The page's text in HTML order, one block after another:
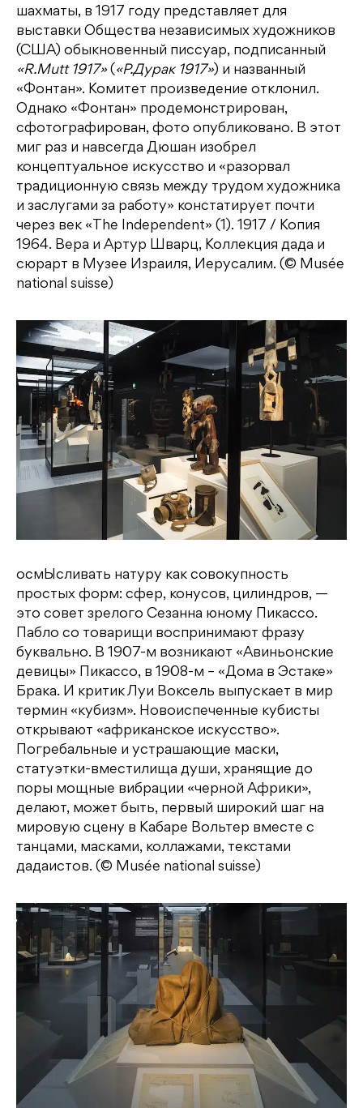
шахматы, в 1917 году представляет для
выставки Общества независимых художников
(США) обыкновенный писсуар, подписанный
«R.Mutt 1917»( «Р.Дурак 1917») и названный
«Фонтан». Комитет произведение отклонил.
Однако «Фонтан» продемонстрирован,
сфотографирован, фото опубликовано. В этот
миг раз и навсегда Дюшан изобрел
концептуальное искусство и «разорвал
традиционную связь между трудом художника
и заслугами за работу» констатирует почти
через век «The Independent» (1). 1917 / Копия
1964. Вера и Артур Шварц, Коллекция дада и
сюрарт в Музее Израиля, Иерусалим. (© Musée
national suisse)
осмЫсливать натуру как совокупность
простых форм: сфер, конусов, цилиндров, —
это совет зрелого Сезанна юному Пикассо.
Пабло со товарищи воспринимают фразу
буквально. В 1907-м возникают «Авиньонские
девицы» Пикассо, в 1908-м – «Дома в Эстаке»
Брака. И критик Луи Воксель выпускает в мир
термин «кубизм». Новоиспеченные кубисты
открывают «африканское искусство».
Погребальные и устрашающие маски,
статуэтки-вместилища души, хранящие до
поры мощные вибрации «черной Африки»,
делают, может быть, первый широкий шаг на
мировую сцену в Кабаре Вольтер вместе с
танцами, масками, коллажами, текстами
дадаистов. (© Musée national suisse)